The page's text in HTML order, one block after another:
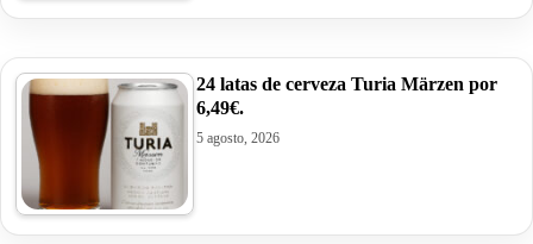
24 latas de cerveza Turia Märzen por
6,49€.
5 agosto, 2026